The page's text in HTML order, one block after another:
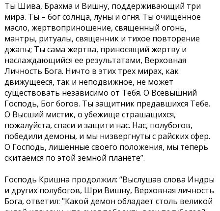
Ты Шива, Брахма и Вишну, поддерживающий три
мира. Ты – бог солнца, луны и огня. Ты очищенное
масло, жертвоприношение, священный огонь,
мантры, ритуалы, священник и тихое повторение
джапы; Ты сама жертва, приносящий жертву и
наслаждающийся ее результатами, Верховная
Личность Бога. Ничто в этих трех мирах, как
движущееся, так и неподвижное, не может
существовать независимо от Тебя. О Всевышний
Господь, Бог богов. Ты защитник предавшихся Тебе.
О Высший мистик, о убежище страшащихся,
пожалуйста, спаси и защити нас. Нас, полубогов,
победили демоны, и мы низвергнуты с райских сфер.
О Господь, лишенные своего положения, мы теперь
скитаемся по этой земной планете”.
Господь Кришна продолжил: “Выслушав слова Индры
и других полубогов, Шри Вишну, Верховная личность
Бога, ответил: "Какой демон обладает столь великой